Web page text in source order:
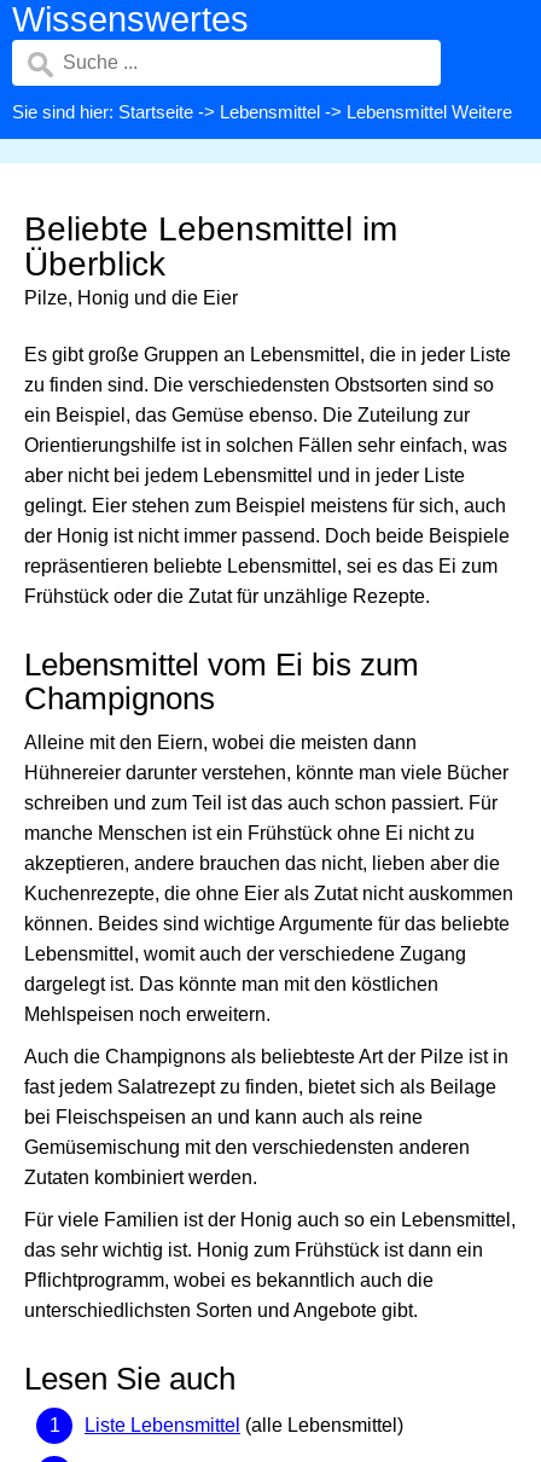
Wissenswertes
Sie sind hier: Startseite -> Lebensmittel -> Lebensmittel Weitere
Beliebte Lebensmittel im
Überblick
Pilze, Honig und die Eier
Es gibt große Gruppen an Lebensmittel, die in jeder Liste
zu finden sind. Die verschiedensten Obstsorten sind so
ein Beispiel, das Gemüse ebenso. Die Zuteilung zur
Orientierungshilfe ist in solchen Fällen sehr einfach, was
aber nicht bei jedem Lebensmittel und in jeder Liste
gelingt. Eier stehen zum Beispiel meistens für sich, auch
der Honig ist nicht immer passend. Doch beide Beispiele
repräsentieren beliebte Lebensmittel, sei es das Ei zum
Frühstück oder die Zutat für unzählige Rezepte.
Lebensmittel vom Ei bis zum
Champignons
Alleine mit den Eiern, wobei die meisten dann
Hühnereier darunter verstehen, könnte man viele Bücher
schreiben und zum Teil ist das auch schon passiert. Für
manche Menschen ist ein Frühstück ohne Ei nicht zu
akzeptieren, andere brauchen das nicht, lieben aber die
Kuchenrezepte, die ohne Eier als Zutat nicht auskommen
können. Beides sind wichtige Argumente für das beliebte
Lebensmittel, womit auch der verschiedene Zugang
dargelegt ist. Das könnte man mit den köstlichen
Mehlspeisen noch erweitern.
Auch die Champignons als beliebteste Art der Pilze ist in
fast jedem Salatrezept zu finden, bietet sich als Beilage
bei Fleischspeisen an und kann auch als reine
Gemüsemischung mit den verschiedensten anderen
Zutaten kombiniert werden.
Für viele Familien ist der Honig auch so ein Lebensmittel,
das sehr wichtig ist. Honig zum Frühstück ist dann ein
Pflichtprogramm, wobei es bekanntlich auch die
unterschiedlichsten Sorten und Angebote gibt.
Lesen Sie auch
Liste Lebensmittel (alle Lebensmittel)